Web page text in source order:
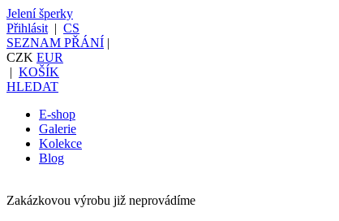
Jelení šperky
Přihlásit | CS
SEZNAM PŘÁNÍ |
CZK EUR
| KOŠÍK
HLEDAT
E-shop
Galerie
Kolekce
Blog
Zakázkovou výrobu již neprovádíme